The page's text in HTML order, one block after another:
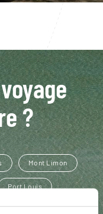
?
Mont Limon
Port Louis
Rodrigues